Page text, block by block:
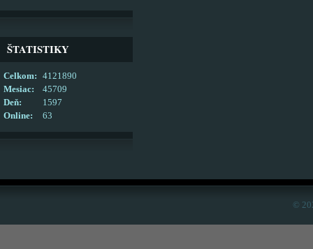
ŠTATISTIKY
Online: 63
Celkom:
4121890
Mesiac:
45709
Deň:
1597
©